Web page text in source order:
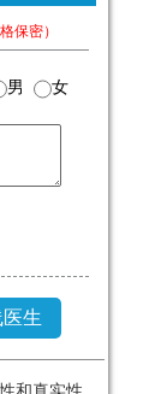
保密）
男 女